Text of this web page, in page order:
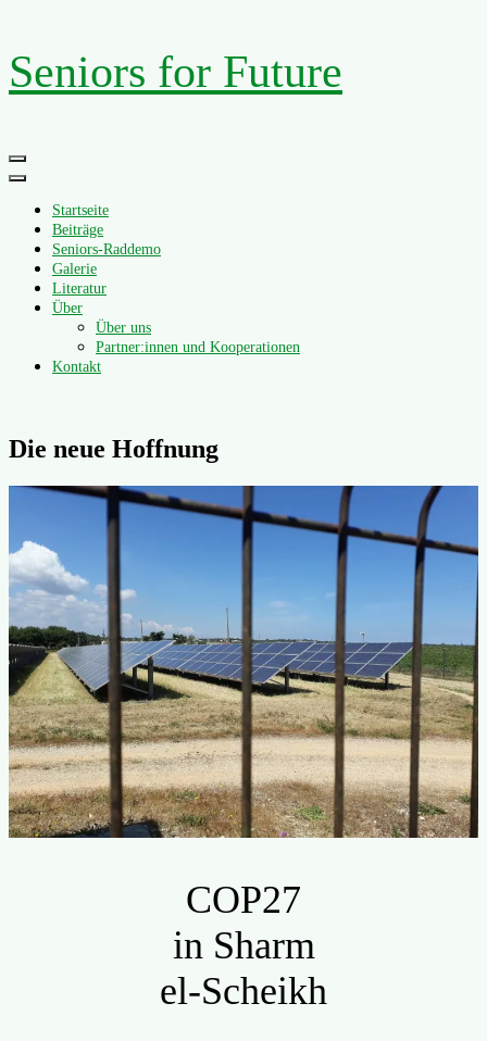
Zum
Inhalt
springen
Seniors for Future
Primäres
Menü
Startseite
Beiträge
Seniors-Raddemo
Galerie
Literatur
Über
Über uns
Partner:innen und Kooperationen
Kontakt
Die neue Hoffnung
COP27
in Sharm
el-Scheikh